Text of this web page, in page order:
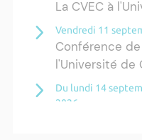
La CVEC à
Vendredi 11
Conférence
l'Université de
Du lundi 14
2026